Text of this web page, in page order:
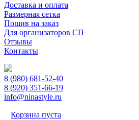
Доставка и оплата
Размерная сетка
Пошив на заказ
Для организаторов СП
Отзывы
Контакты
8 (980) 681-52-40
8 (920) 351-66-19
info@ninastyle.ru
Корзина пуста